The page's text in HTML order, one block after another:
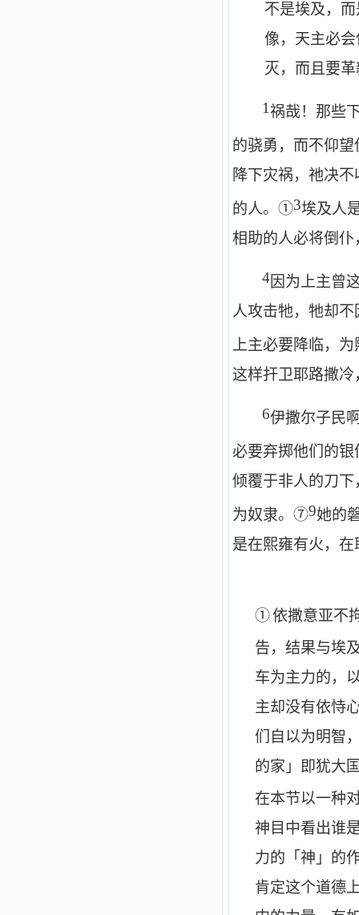
不是埃及，
像，天主必
灭，而且要
1祸哉！那些
的骁勇，而不仰
降下灾祸，祂决
的人。①3埃及人
相助的人必将倒
4因为上主曾
人攻击牠，牠却
上主必要降临，
这样扞卫耶路撒
6伊撒尔子民
必要弃掷他们的
倾覆于非人的刀
为奴隶。⑦9她的
是在熙雍有火，
①依撒意亚不
告，结果与埃
车为主力的，
主却没有依恃
们自以为明智
的家」即犹大
在本节以一种
神目中看出谁
力的「神」的
肯定这个道德